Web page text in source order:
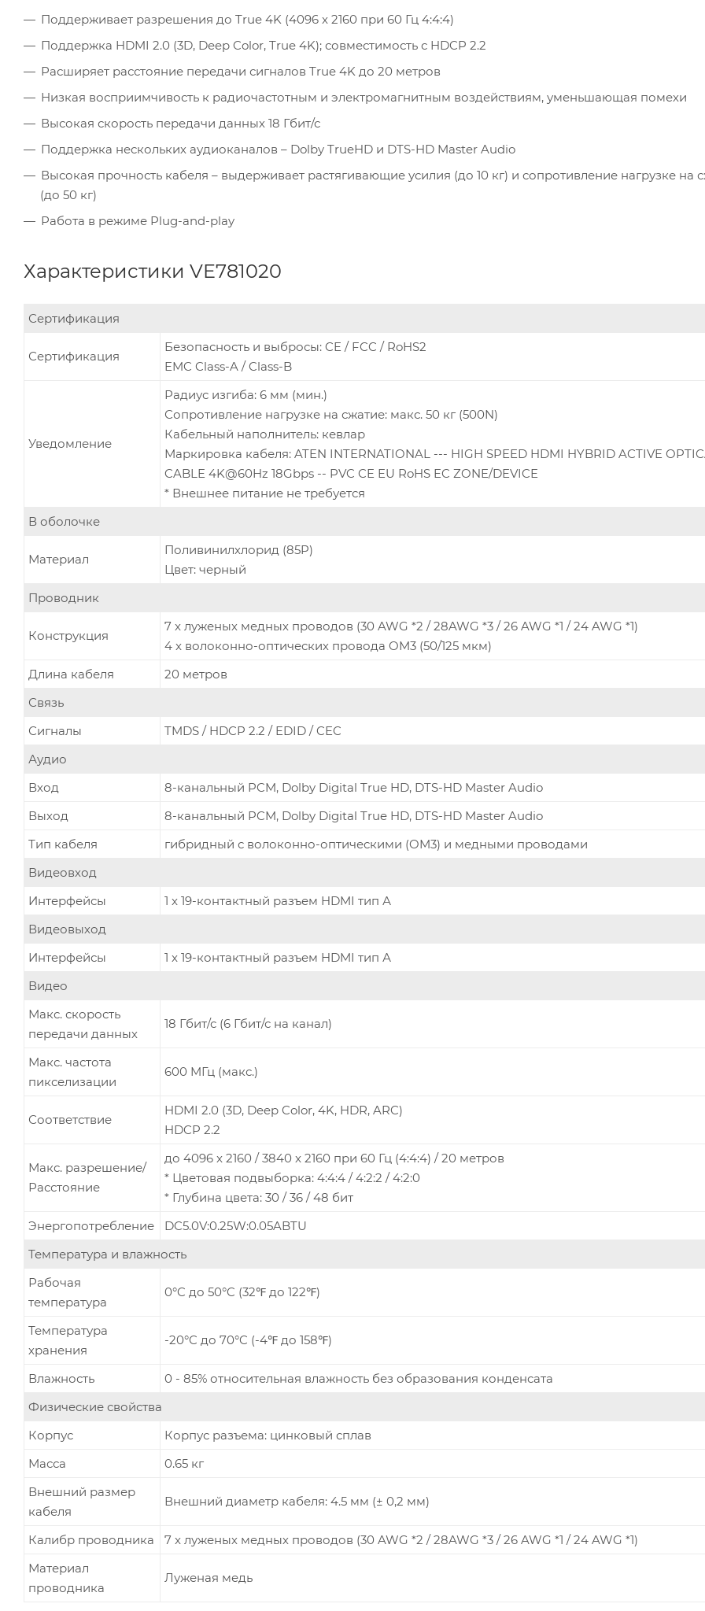
Поддерживает разрешения до True 4K (4096 x 2160 при 60 Гц 4:4:4)
Поддержка HDMI 2.0 (3D, Deep Color, True 4K); совместимость с HDCP 2.2
Расширяет расстояние передачи сигналов True 4K до 20 метров
Низкая восприимчивость к радиочастотным и электромагнитным воздействиям, уменьшающая помехи
Высокая скорость передачи данных 18 Гбит/с
Поддержка нескольких аудиоканалов – Dolby TrueHD и DTS-HD Master Audio
Высокая прочность кабеля – выдерживает растягивающие усилия (до 10 кг) и сопротивление нагрузке на
(до 50 кг)
Работа в режиме Plug-and-play
Характеристики VE781020
Сертификация
Сертификация
Безопасность и выбросы: CE / FCC / RoHS2
EMC Class-A / Class-B
Уведомление
Радиус изгиба: 6 мм (мин.)
Сопротивление нагрузке на сжатие: макс. 50 кг (500N)
Кабельный наполнитель: кевлар
Маркировка кабеля: ATEN INTERNATIONAL --- HIGH SPEED HDMI HYBRID ACTIVE
CABLE 4K@60Hz 18Gbps -- PVC CE EU RoHS EC ZONE/DEVICE
* Внешнее питание не требуется
В оболочке
Материал
Поливинилхлорид (85P)
Цвет: черный
Проводник
Конструкция
7 x луженых медных проводов (30 AWG *2 / 28AWG *3 / 26 AWG *1 / 24 AWG *1)
4 x волоконно-оптических провода OM3 (50/125 мкм)
Длина кабеля
20 метров
Связь
Сигналы
TMDS / HDCP 2.2 / EDID / CEC
Аудио
Вход
8-канальный PCM, Dolby Digital True HD, DTS-HD Master Audio
Выход
8-канальный PCM, Dolby Digital True HD, DTS-HD Master Audio
Тип кабеля
гибридный с волоконно-оптическими (OM3) и медными проводами
Видеовход
Интерфейсы
1 x 19-контактный разъем HDMI тип А
Видеовыход
Интерфейсы
1 x 19-контактный разъем HDMI тип А
Видео
Макс. скорость
передачи данных
18 Гбит/с (6 Гбит/с на канал)
Макс. частота
пикселизации
600 MГц (макс.)
Соответствие
HDMI 2.0 (3D, Deep Color, 4K, HDR, ARC)
HDCP 2.2
Макс. разрешение/
Расстояние
до 4096 x 2160 / 3840 x 2160 при 60 Гц (4:4:4) / 20 метров
* Цветовая подвыборка: 4:4:4 / 4:2:2 / 4:2:0
* Глубина цвета: 30 / 36 / 48 бит
Энергопотребление
DC5.0V:0.25W:0.05ABTU
Температура и влажность
Рабочая
температура
0°C до 50°C (32℉ до 122℉)
Температура
хранения
-20°C до 70°C (-4℉ до 158℉)
Влажность
0 - 85% относительная влажность без образования конденсата
Физические свойства
Корпус
Корпус разъема: цинковый сплав
Масса
0.65 кг
Внешний размер
кабеля
Внешний диаметр кабеля: 4.5 мм (± 0,2 мм)
Калибр проводника
7 x луженых медных проводов (30 AWG *2 / 28AWG *3 / 26 AWG *1 / 24 AWG *1)
Материал
проводника
Луженая медь